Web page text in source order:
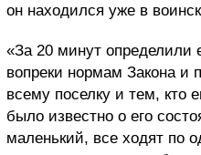
он находился уже в
«За 20 минут определили
вопреки нормам Закона
всему поселку и тем, кто
было известно о его
маленький, все ходят